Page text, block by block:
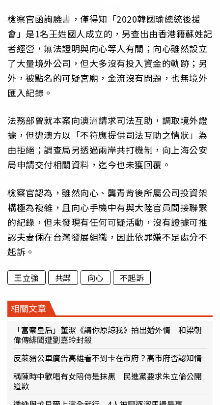
檢察官函詢臉書，僅得知「2020韓國瑜總統後援
會」是1名王姓國人成立的，另查出由香港籍蘇姓記
者經營，無法證明與向心等人有關；向心雖然設立
了大量境外公司，但大多沒有投入資金的軌跡；另
外，被點名的可疑宮廟，金流沒有問題，也無境外
匯入紀錄。
法務部曾就本案向澳洲請求司法互助，調取境外證
據，但遭澳方以「不符應提供司法互助之情狀」為
由拒絕；調查局另透過兩岸共打機制，向上海公安
局申請交付相關資料，迄今也未獲回覆。
檢察官認為，雖然向心、龔青背後所屬公司投資架
構極為複雜，且向心手機中有與大陸官員間接聯繫
的紀錄，但未發現有任何可疑活動，沒有證據可推
認夫妻倆在台灣發展組織，因此依罪嫌不足處分不
起訴。
王立強 共諜 向心 不起訴
相關文章
「富察皇后」董潔《請你原諒我》拍出婚外情 和梁朝
偉傳緋聞遭劉嘉玲封殺
反萊豬公車廣告高雄看不到卡在市府？高市府否認知情
稱陳時中歡唱有女陪侍是抹黑 民進黨要求朱立倫公開
道歉